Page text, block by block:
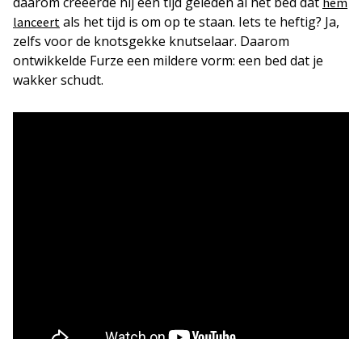
lanceert als het tijd is om op te staan. Iets te heftig? Ja,
zelfs voor de knotsgekke knutselaar. Daarom
ontwikkelde Furze een mildere vorm: een bed dat je
wakker schudt.